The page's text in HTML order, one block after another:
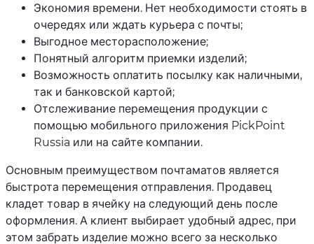
Экономия времени. Нет необходимости стоять в
очередях или ждать курьера с почты;
Выгодное месторасположение;
Понятный алгоритм приемки изделий;
Возможность оплатить посылку как наличными,
так и банковской картой;
Отслеживание перемещения продукции с
помощью мобильного приложения PickPoint
Russia или на сайте компании.
Основным преимуществом почтаматов является
быстрота перемещения отправления. Продавец
кладет товар в ячейку на следующий день после
оформления. А клиент выбирает удобный адрес, при
этом забрать изделие можно всего за несколько